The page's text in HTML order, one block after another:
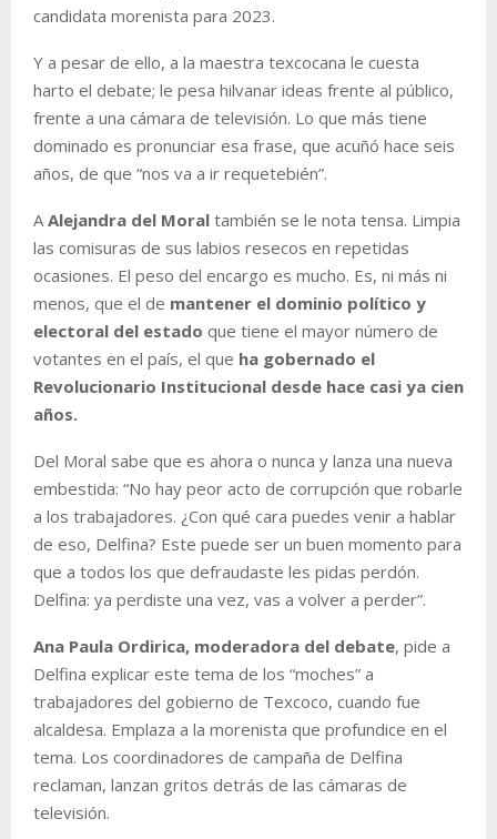
candidata morenista para 2023.
Y a pesar de ello, a la maestra texcocana le cuesta
harto el debate; le pesa hilvanar ideas frente al público,
frente a una cámara de televisión. Lo que más tiene
dominado es pronunciar esa frase, que acuñó hace seis
años, de que “nos va a ir requetebién”.
A Alejandra del Moral también se le nota tensa. Limpia
las comisuras de sus labios resecos en repetidas
ocasiones. El peso del encargo es mucho. Es, ni más ni
menos, que el de mantener el dominio político y
electoral del estado que tiene el mayor número de
votantes en el país, el que ha gobernado el
Revolucionario Institucional desde hace casi ya cien
años.
Del Moral sabe que es ahora o nunca y lanza una nueva
embestida: “No hay peor acto de corrupción que robarle
a los trabajadores. ¿Con qué cara puedes venir a hablar
de eso, Delfina? Este puede ser un buen momento para
que a todos los que defraudaste les pidas perdón.
Delfina: ya perdiste una vez, vas a volver a perder”.
Ana Paula Ordirica, moderadora del debate, pide a
Delfina explicar este tema de los “moches” a
trabajadores del gobierno de Texcoco, cuando fue
alcaldesa. Emplaza a la morenista que profundice en el
tema. Los coordinadores de campaña de Delfina
reclaman, lanzan gritos detrás de las cámaras de
televisión.